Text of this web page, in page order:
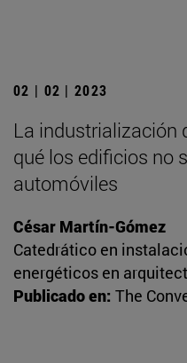
02 | 02 | 2023
La industrialización
qué los edificios no
automóviles
César Martín-Gómez
Catedrático en
energéticos en
Publicado en: The